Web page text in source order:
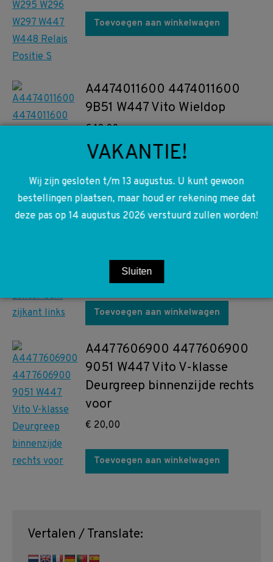
Toevoegen aan winkelwagen
A4474011600 4474011600
9B51 W447 Vito Wieldop
€10,00
A6396101326 6396101326
W639 W447 Vito Viano
links
Toevoegen aan winkelwagen
A4477606900 4477606900
9051 W447 Vito V-klasse
Deurgreep binnenzijde rechts
voor
€ 20,00
Toevoegen aan winkelwagen
Vertalen / Translate:
VAKANTIE!
Wij zijn gesloten t/m 13 augustus. U kunt gewoon
bestellingen plaatsen, maar houd er rekening mee dat
deze pas op 14 augustus 2026 verstuurd zullen worden!
Sluiten